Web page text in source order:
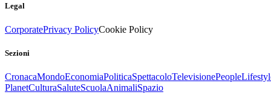
Legal
CorporatePrivacy PolicyCookie Policy
Sezioni
CronacaMondoEconomiaPoliticaSpettacoloTelevisionePeople
PlanetCulturaSaluteScuolaAnimaliSpazio